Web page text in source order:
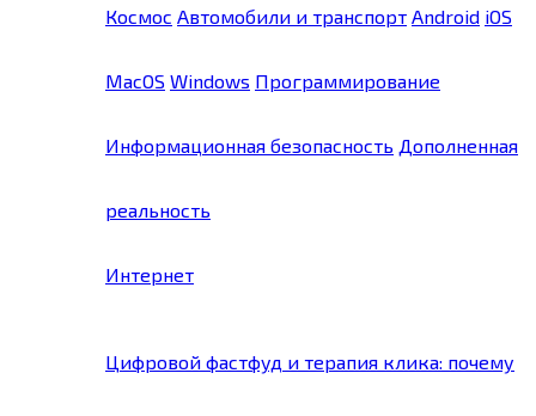
Космос Автомобили и транспорт Android iOS
MacOS Windows Программирование
Информационная безопасность Дополненная
реальность
Интернет
Цифровой фастфуд и терапия клика: почему